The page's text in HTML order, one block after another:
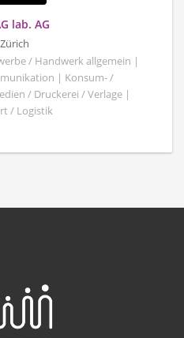
lab. AG
Zürich
/ Handwerk allgemein |
| Konsum- /
/ Druckerei / Verlage |
/ Logistik